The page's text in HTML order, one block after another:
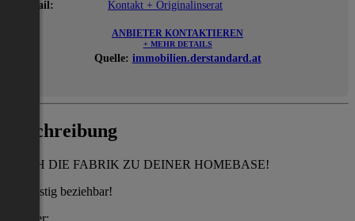
E-Mail: Kontakt + Originalinserat
ANBIETER KONTAKTIEREN
+ MEHR DETAILS
Quelle: immobilien.derstandard.at
Beschreibung
MACH DIE FABRIK ZU DEINER HOMEBASE!
kurzfristig beziehbar!
Zimmer: